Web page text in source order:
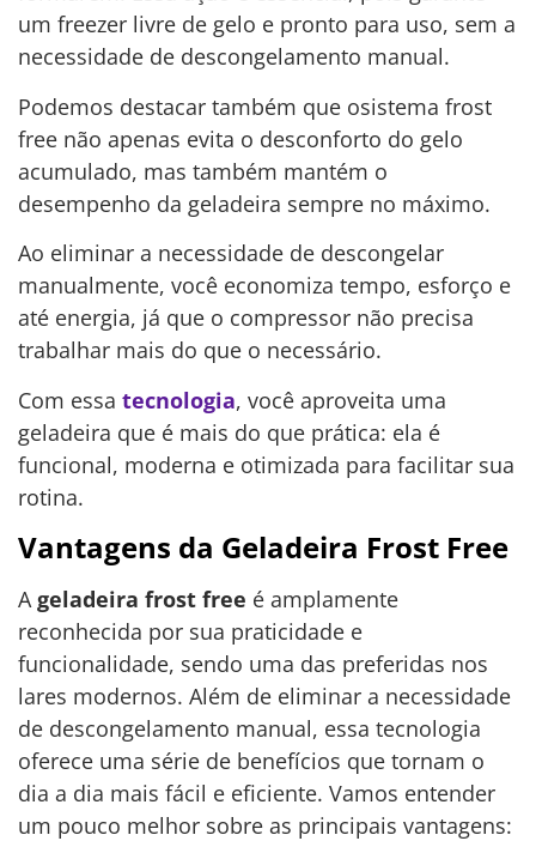
um freezer livre de gelo e pronto para uso, sem a
necessidade de descongelamento manual.
Podemos destacar também que osistema frost
free não apenas evita o desconforto do gelo
acumulado, mas também mantém o
desempenho da geladeira sempre no máximo.
Ao eliminar a necessidade de descongelar
manualmente, você economiza tempo, esforço e
até energia, já que o compressor não precisa
trabalhar mais do que o necessário.
Com essa tecnologia, você aproveita uma
geladeira que é mais do que prática: ela é
funcional, moderna e otimizada para facilitar sua
rotina.
Vantagens da Geladeira Frost Free
Ageladeira frost free é amplamente
reconhecida por sua praticidade e
funcionalidade, sendo uma das preferidas nos
lares modernos. Além de eliminar a necessidade
de descongelamento manual, essa tecnologia
oferece uma série de benefícios que tornam o
dia a dia mais fácil e eficiente. Vamos entender
um pouco melhor sobre as principais vantagens: